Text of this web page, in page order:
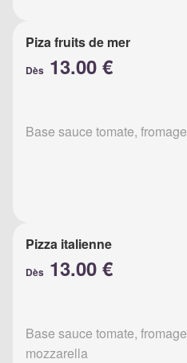
Piza fruits de mer
Dès 13.00 €
Base sauce tomate,
Pizza italienne
Dès 13.00 €
Base sauce tomate,
mozzarella